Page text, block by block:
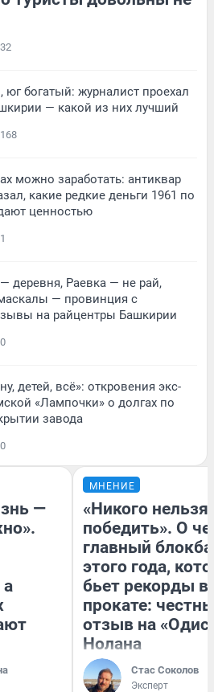
32
богатый: журналист проехал
— какой из них лучший
168
можно заработать: антиквар
какие редкие деньги 1961 по
ценностью
деревня, Раевка — не рай,
— провинция с
на райцентры Башкирии
детей, всё»: откровения экс-
«Лампочки» о долгах по
завода
—
а
МНЕНИЕ
«Никого нельзя
победить». О
главный
этого года,
бьет рекорды в
прокате:
отзыв на
Нолана
Стас Соколов
Эксперт